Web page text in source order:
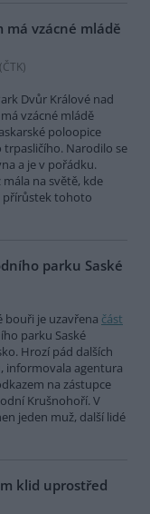
má vzácné mládě
ČTK)
Dvůr Králové nad
vzácné mládě
poloopice
trpasličího. Narodilo se
a je v pořádku.
na světě, kde
přírůstek tohoto
parku Saské
bouři je uzavřena část
parku Saské
Hrozí pád dalších
informovala agentura
na zástupce
Krušnohoří. V
jeden muž, další lidé
klid uprostřed